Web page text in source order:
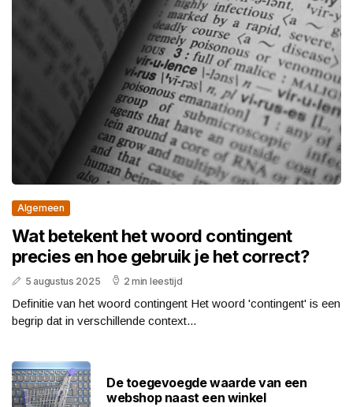
Algemeen
Wat betekent het woord contingent
precies en hoe gebruik je het correct?
5 augustus 2025 2 min leestijd
Definitie van het woord contingent Het woord 'contingent' is een
begrip dat in verschillende context...
De toegevoegde waarde van een
webshop naast een winkel